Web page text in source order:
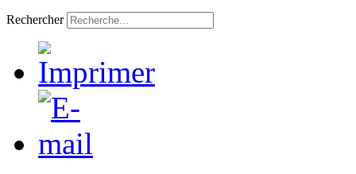
Rechercher